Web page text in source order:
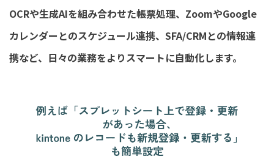
OCRや生成AIを組み合わせた帳票処理、ZoomやGoogle
カレンダーとのスケジュール連携、SFA/CRMとの情報連
携など、日々の業務をよりスマートに自動化します。